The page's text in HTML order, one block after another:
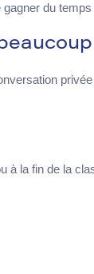
du temps
à la fin de la